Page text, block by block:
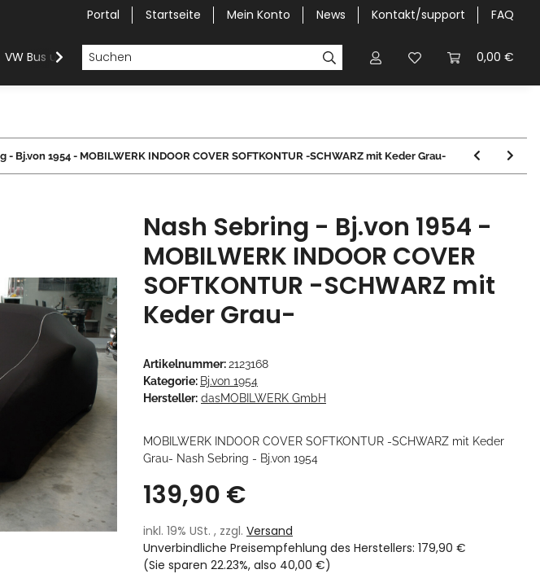
Portal Startseite Mein Konto News Kontakt/support FAQ
0,00 €
VW Bus und Van Car Cover Halbgaragen / Kapuzen nach
- Bj.von 1954 - MOBILWERK INDOOR COVER SOFTKONTUR -SCHWARZ mit Keder Grau-
Nash Sebring - Bj.von 1954 -
MOBILWERK INDOOR COVER
SOFTKONTUR -SCHWARZ mit
Keder Grau-
Artikelnummer:2123168
Kategorie: Bj.von 1954
Hersteller: dasMOBILWERK GmbH
MOBILWERK INDOOR COVER SOFTKONTUR -SCHWARZ mit Keder
Grau- Nash Sebring - Bj.von 1954
139,90 €
inkl. 19% USt. , zzgl. Versand
Unverbindliche Preisempfehlung des Herstellers: 179,90 €
(Sie sparen 22.23%, also 40,00 €)